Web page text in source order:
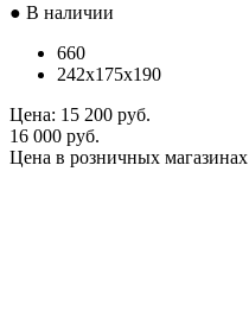
● В наличии
660
242x175x190
Цена: 15 200 руб.
16 000 руб.
Цена в розничных магазинах